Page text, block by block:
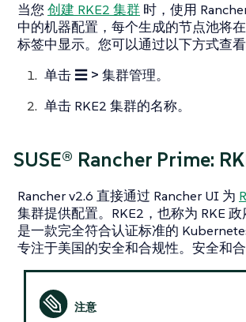
当您 创建 RKE2 集群 时，使用
中的机器配置，每个生成的节点池将
标签中显示。您可以通过以下方式查看
单击 ☰ > 集群管理。
单击 RKE2 集群的名称。
SUSE® Rancher Prime:
Rancher v2.6 直接通过 Rancher UI 为
集群提供配置。RKE2，也称为 RKE 政
是一款完全符合认证标准的
专注于美国的安全和合规性。安全和合